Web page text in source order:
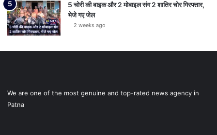
5 चोरी की बाइक और 2 मोबाइल संग 2 शातिर चोर गिरफ्तार,
भेजे गए जेल
2 weeks ago
We are one of the most genuine and top-rated news agency in
Patna